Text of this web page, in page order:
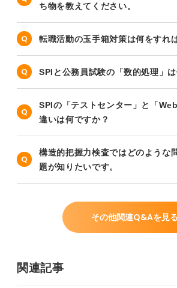
ち物を教えてください。
転職活動の玉手箱対策は何をすれ
SPIと公務員試験の「数的処理」
SPIの「テストセンター」と「
違いは何ですか？
構造的把握力検査ではどのような
題が知りたいです。
その他関連Q&Aを見る
関連記事